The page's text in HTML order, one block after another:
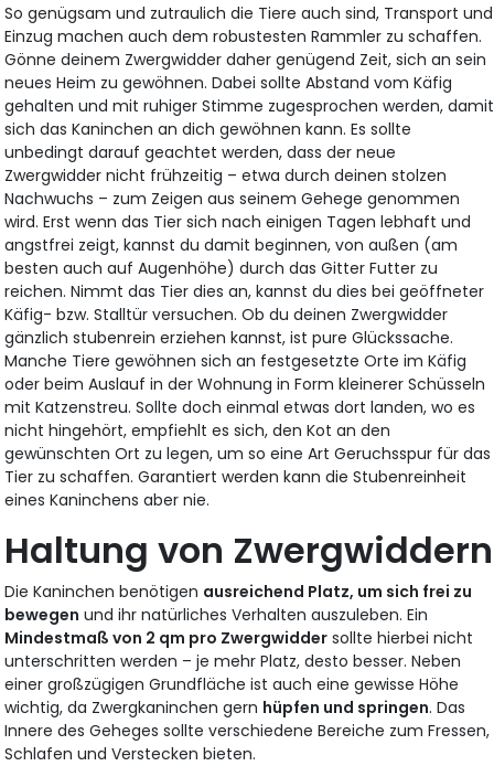
So genügsam und zutraulich die Tiere auch sind, Transport und
Einzug machen auch dem robustesten Rammler zu schaffen.
Gönne deinem Zwergwidder daher genügend Zeit, sich an sein
neues Heim zu gewöhnen. Dabei sollte Abstand vom Käfig
gehalten und mit ruhiger Stimme zugesprochen werden, damit
sich das Kaninchen an dich gewöhnen kann. Es sollte
unbedingt darauf geachtet werden, dass der neue
Zwergwidder nicht frühzeitig – etwa durch deinen stolzen
Nachwuchs – zum Zeigen aus seinem Gehege genommen
wird. Erst wenn das Tier sich nach einigen Tagen lebhaft und
angstfrei zeigt, kannst du damit beginnen, von außen (am
besten auch auf Augenhöhe) durch das Gitter Futter zu
reichen. Nimmt das Tier dies an, kannst du dies bei geöffneter
Käfig- bzw. Stalltür versuchen. Ob du deinen Zwergwidder
gänzlich stubenrein erziehen kannst, ist pure Glückssache.
Manche Tiere gewöhnen sich an festgesetzte Orte im Käfig
oder beim Auslauf in der Wohnung in Form kleinerer Schüsseln
mit Katzenstreu. Sollte doch einmal etwas dort landen, wo es
nicht hingehört, empfiehlt es sich, den Kot an den
gewünschten Ort zu legen, um so eine Art Geruchsspur für das
Tier zu schaffen. Garantiert werden kann die Stubenreinheit
eines Kaninchens aber nie.
Haltung von Zwergwiddern
Die Kaninchen benötigen ausreichend Platz, um sich frei zu
bewegen und ihr natürliches Verhalten auszuleben. Ein
Mindestmaß von 2 qm pro Zwergwidder sollte hierbei nicht
unterschritten werden – je mehr Platz, desto besser. Neben
einer großzügigen Grundfläche ist auch eine gewisse Höhe
wichtig, da Zwergkaninchen gern hüpfen und springen. Das
Innere des Geheges sollte verschiedene Bereiche zum Fressen,
Schlafen und Verstecken bieten.